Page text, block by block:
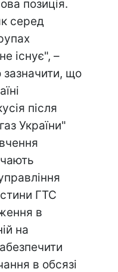
позиція.
серед
існує", –
що
після
України"
ГТС
в
на
в обсязі